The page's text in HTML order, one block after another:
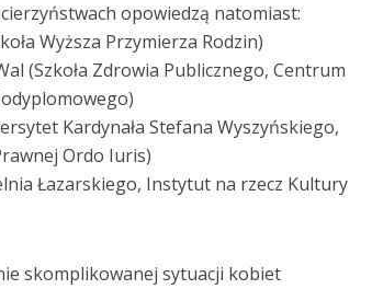
opowiedzą natomiast:
Wyższa Przymierza Rodzin)
(Szkoła Zdrowia Publicznego, Centrum
Kardynała Stefana Wyszyńskiego,
Ordo Iuris)
Łazarskiego, Instytut na rzecz Kultury
skomplikowanej sytuacji kobiet